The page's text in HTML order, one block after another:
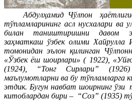
Абдулҳамид Чўлпон
тўпламларининг асл нусхалари ва
билан таништиришни давом
заҳматкаш ўзбек олими Хайрулла
томонидан эълон қилинган
«Ўзбек ёш шоирлари» ( 1922),
(1924), “Тонг Сирлари” (1926)
маълумотларни ва бу тўпламларга
этдик. Бугун навбат шоирнинг ўзи
китоблардан бири – “Соз” (1935)